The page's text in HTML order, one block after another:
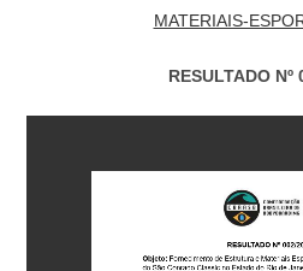
MATERIAIS-
RESULTADO Nº